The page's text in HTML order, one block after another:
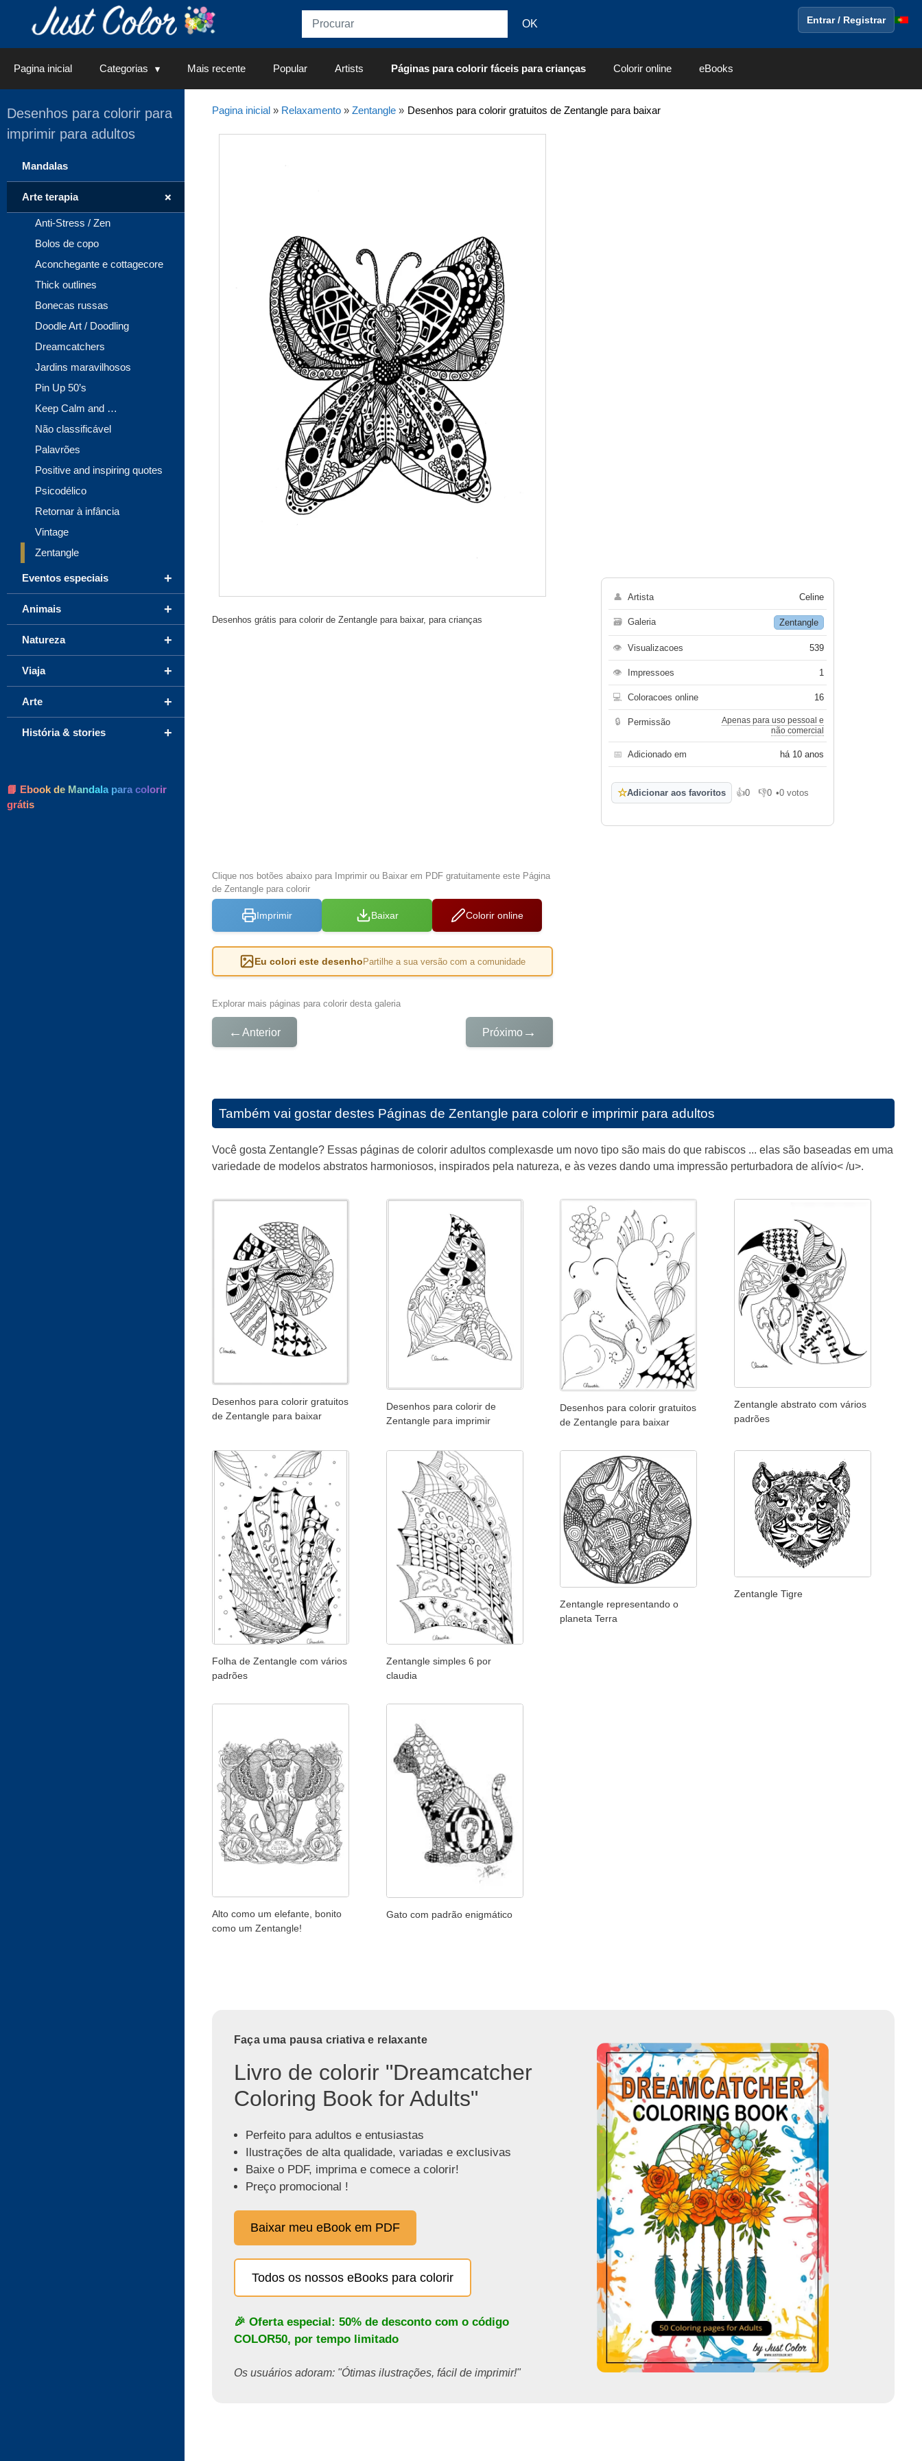
Entrar / Registrar
Pagina inicial Categorias Mais recente Popular Artists Páginas para colorir fáceis para crianças Colorir online eBooks
Pagina inicial» Relaxamento» Zentangle» Desenhos para colorir gratuitos de Zentangle para baixar
Desenhos grátis para colorir de Zentangle para baixar, para crianças
Clique nos botões abaixo para Imprimir ou Baixar em PDF gratuitamente este Página
de Zentangle para colorir
Imprimir Baixar Colorir online
Eu colori este desenho Partilhe a sua versão com a comunidade
Explorar mais páginas para colorir desta galeria
← Anterior Próximo →
👤 Artista Celine
🗃 Galeria Zentangle
👁 Visualizacoes 539
👁 Impressoes 1
💻 Coloracoes online 16
🔒 Permissão
Apenas para uso pessoal e
não comercial
📅 Adicionado em há 10 anos
☆Adicionar aos favoritos 👍0
Gosto 👎0
Não gosto
•0 votos
Também vai gostar destes Páginas de Zentangle para colorir e imprimir para adultos
Você gosta Zentangle? Essas páginas de colorir adultos complexasde um novo tipo são mais do que rabiscos ... elas são baseadas em uma
variedade de modelos abstratos harmoniosos, inspirados pela natureza, e às vezes dando uma impressão perturbadora de alívio< /u>.
Desenhos para colorir gratuitos
de Zentangle para baixar
Desenhos para colorir de
Zentangle para imprimir
Desenhos para colorir gratuitos
de Zentangle para baixar
Zentangle abstrato com vários
padrões
Folha de Zentangle com vários
padrões
Zentangle simples 6 por
claudia
Zentangle representando o
planeta Terra
Zentangle Tigre
Alto como um elefante, bonito
como um Zentangle!
Gato com padrão enigmático
Faça uma pausa criativa e relaxante
Livro de colorir "Dreamcatcher
Coloring Book for Adults"
Perfeito para adultos e entusiastas
Ilustrações de alta qualidade, variadas e exclusivas
Baixe o PDF, imprima e comece a colorir!
Preço promocional !
Baixar meu eBook em PDF
Todos os nossos eBooks para colorir
🎉 Oferta especial: 50% de desconto com o código
COLOR50, por tempo limitado
Os usuários adoram: "Ótimas ilustrações, fácil de imprimir!"
Desenhos para colorir para
imprimir para adultos
Mandalas
+
Arte terapia
Anti-Stress / Zen
Bolos de copo
Aconchegante e cottagecore
Thick outlines
Bonecas russas
Doodle Art / Doodling
Dreamcatchers
Jardins maravilhosos
Pin Up 50’s
Keep Calm and …
Não classificável
Palavrões
Positive and inspiring quotes
Psicodélico
Retornar à infância
Vintage
Zentangle
+
Eventos especiais
+
Animais
+
Natureza
+
Viaja
+
Arte
+
História & stories
📘 Ebook de Mandala para colorir
grátis